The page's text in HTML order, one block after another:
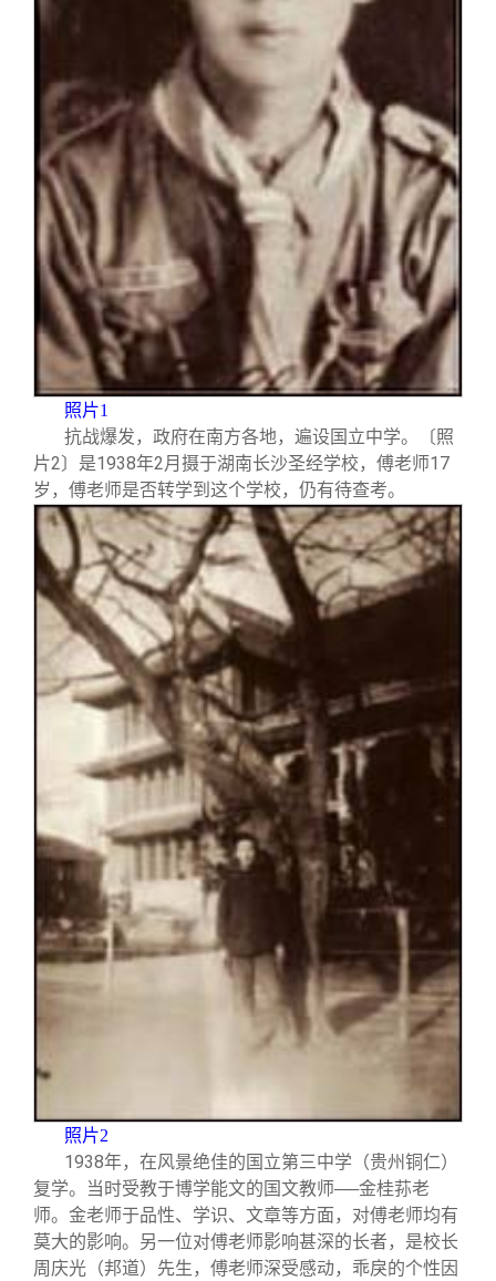
照片1
抗战爆发，政府在南方各地，遍设国立中学。〔照
片2〕是1938年2月摄于湖南长沙圣经学校，傅老师17
岁，傅老师是否转学到这个学校，仍有待查考。
照片2
1938年，在风景绝佳的国立第三中学（贵州铜仁）
复学。当时受教于博学能文的国文教师──金桂荪老
师。金老师于品性、学识、文章等方面，对傅老师均有
莫大的影响。另一位对傅老师影响甚深的长者，是校长
周庆光（邦道）先生，傅老师深受感动，乖戾的个性因